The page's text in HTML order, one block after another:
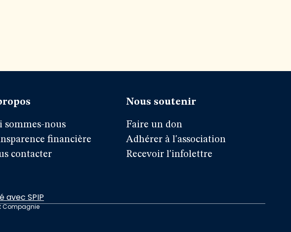
sommes-nous
financière
contacter
Nous soutenir
Faire un don
Adhérer à l'association
Recevoir l'infolettre
avec SPIP
Compagnie